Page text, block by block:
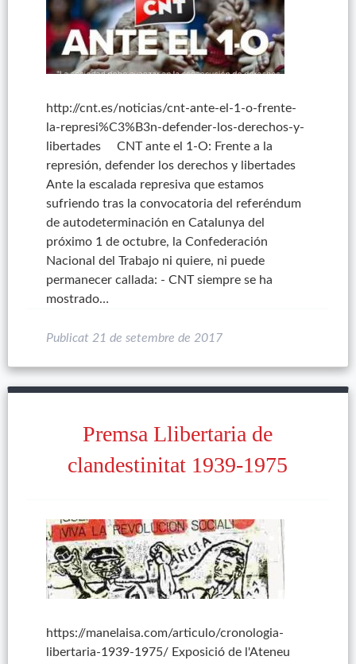
http://cnt.es/noticias/cnt-ante-el-1-o-frente-
la-represi%C3%B3n-defender-los-derechos-y-
libertades CNT ante el 1-O: Frente a la
represión, defender los derechos y libertades
Ante la escalada represiva que estamos
sufriendo tras la convocatoria del referéndum
de autodeterminación en Catalunya del
próximo 1 de octubre, la Confederación
Nacional del Trabajo ni quiere, ni puede
permanecer callada: - CNT siempre se ha
mostrado…
Publicat 21 de setembre de 2017
Premsa Llibertaria de
clandestinitat 1939-1975
https://manelaisa.com/articulo/cronologia-
libertaria-1939-1975/ Exposició de l'Ateneu